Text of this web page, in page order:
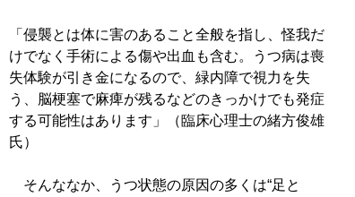
「侵襲とは体に害のあること全般を指し、怪我だ
けでなく手術による傷や出血も含む。うつ病は喪
失体験が引き金になるので、緑内障で視力を失
う、脳梗塞で麻痺が残るなどのきっかけでも発症
する可能性はあります」（臨床心理士の緒方俊雄
氏）
そんななか、うつ状態の原因の多くは“足と